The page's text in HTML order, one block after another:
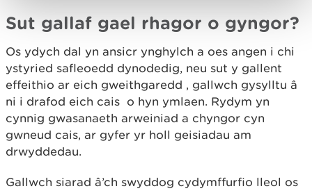
Sut gallaf gael rhagor o gyngor?
Os ydych dal yn ansicr ynghylch a oes angen i chi
ystyried safleoedd dynodedig, neu sut y gallent
effeithio ar eich gweithgaredd , gallwch gysylltu â
ni i drafod eich cais o hyn ymlaen. Rydym yn
cynnig gwasanaeth arweiniad a chyngor cyn
gwneud cais, ar gyfer yr holl geisiadau am
drwyddedau.
Gallwch siarad â’ch swyddog cydymffurfio lleol os